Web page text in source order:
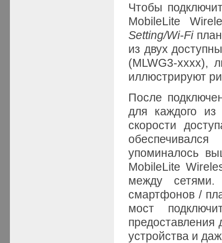
Чтобы
MobileLite
Setting/Wi-Fi
из двух
(MLWG3-xxxx),
иллюстрируют
После
для каждого
скорости
упоминалось
MobileLite
между сетями.
смартфонов /
мост
предоставления
устройства и